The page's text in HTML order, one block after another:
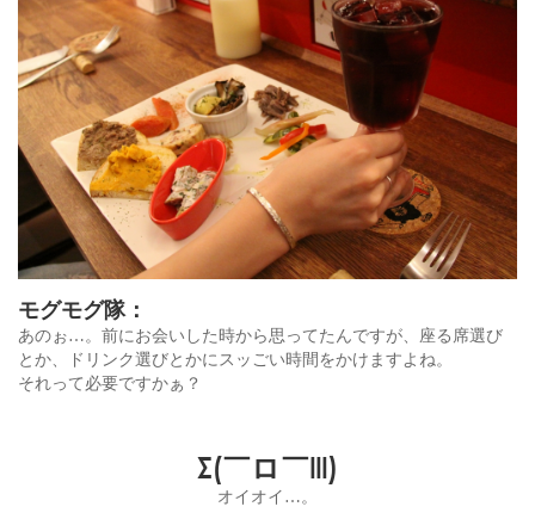
モグモグ隊：
あのぉ…。前にお会いした時から思ってたんですが、座る席選び
とか、ドリンク選びとかにスッごい時間をかけますよね。
それって必要ですかぁ？
Σ(￣ロ￣lll)
オイオイ…。